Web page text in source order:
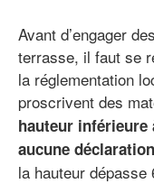
Avant d’engager
terrasse, il faut se
la réglementation
proscrivent des
hauteur
aucune déclaration
la hauteur